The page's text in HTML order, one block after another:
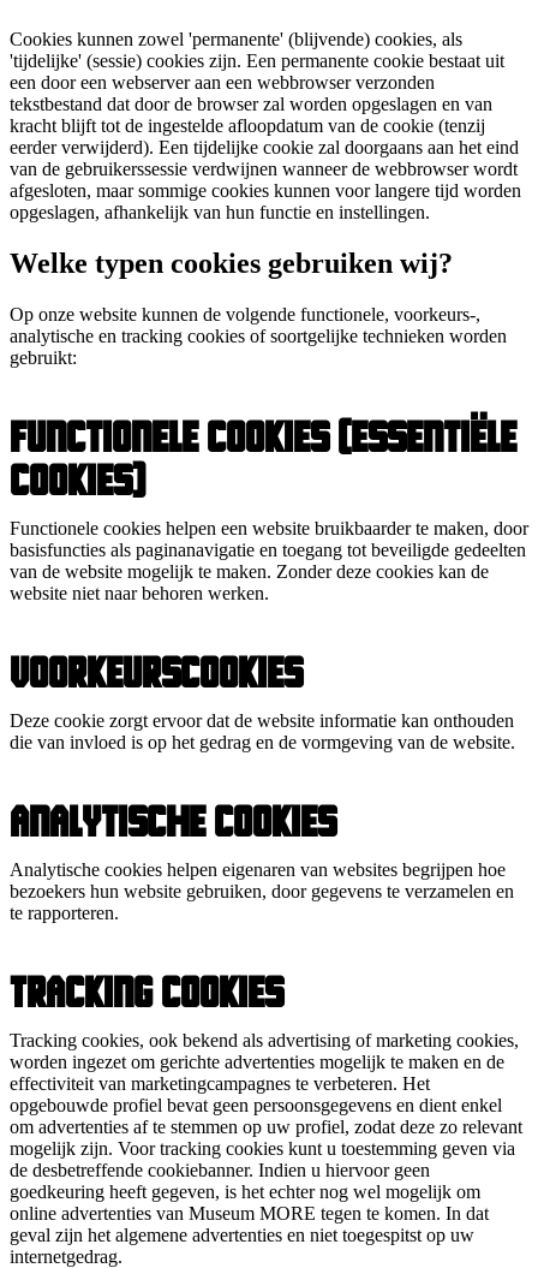
Cookies kunnen zowel 'permanente' (blijvende) cookies, als
'tijdelijke' (sessie) cookies zijn. Een permanente cookie bestaat uit
een door een webserver aan een webbrowser verzonden
tekstbestand dat door de browser zal worden opgeslagen en van
kracht blijft tot de ingestelde afloopdatum van de cookie (tenzij
eerder verwijderd). Een tijdelijke cookie zal doorgaans aan het eind
van de gebruikerssessie verdwijnen wanneer de webbrowser wordt
afgesloten, maar sommige cookies kunnen voor langere tijd worden
opgeslagen, afhankelijk van hun functie en instellingen.
Welke typen cookies gebruiken wij?
Op onze website kunnen de volgende functionele, voorkeurs-,
analytische en tracking cookies of soortgelijke technieken worden
gebruikt:
Functionele cookies (essentiële
cookies)
Functionele cookies helpen een website bruikbaarder te maken, door
basisfuncties als paginanavigatie en toegang tot beveiligde gedeelten
van de website mogelijk te maken. Zonder deze cookies kan de
website niet naar behoren werken.
Voorkeurscookies
Deze cookie zorgt ervoor dat de website informatie kan onthouden
die van invloed is op het gedrag en de vormgeving van de website.
Analytische cookies
Analytische cookies helpen eigenaren van websites begrijpen hoe
bezoekers hun website gebruiken, door gegevens te verzamelen en
te rapporteren.
Tracking cookies
Tracking cookies, ook bekend als advertising of marketing cookies,
worden ingezet om gerichte advertenties mogelijk te maken en de
effectiviteit van marketingcampagnes te verbeteren. Het
opgebouwde profiel bevat geen persoonsgegevens en dient enkel
om advertenties af te stemmen op uw profiel, zodat deze zo relevant
mogelijk zijn. Voor tracking cookies kunt u toestemming geven via
de desbetreffende cookiebanner. Indien u hiervoor geen
goedkeuring heeft gegeven, is het echter nog wel mogelijk om
online advertenties van Museum MORE tegen te komen. In dat
geval zijn het algemene advertenties en niet toegespitst op uw
internetgedrag.